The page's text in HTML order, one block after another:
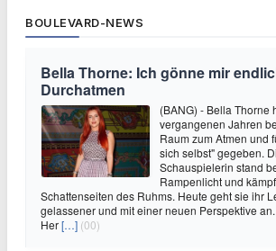
BOULEVARD-NEWS
Bella Thorne: Ich gönne mir
Durchatmen
(BANG) - Bella Thorne
vergangenen Jahren
Raum zum Atmen und
sich selbst" gegeben.
Schauspielerin stand
Rampenlicht und
Schattenseiten des Ruhms. Heute geht sie ihr
gelassener und mit einer neuen Perspektive
Her[…] (00)